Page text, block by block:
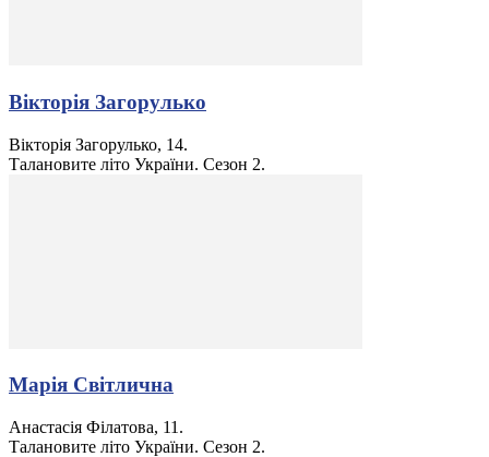
Вікторія Загорулько
Вікторія Загорулько, 14.
Талановите літо України. Сезон 2.
Марія Світлична
Анастасія Філатова, 11.
Талановите літо України. Сезон 2.